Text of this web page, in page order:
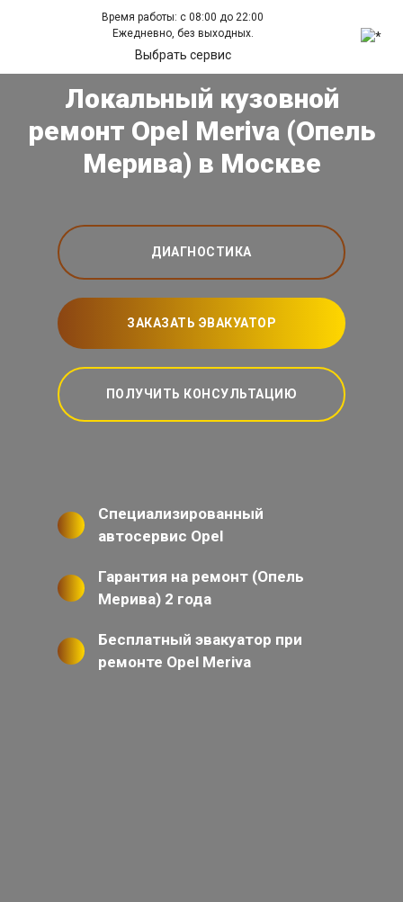
Время работы: с 08:00 до 22:00
Ежедневно, без выходных.
Выбрать сервис
Локальный кузовной
ремонт Opel Meriva (Опель
Мерива) в Москве
ДИАГНОСТИКА
ЗАКАЗАТЬ ЭВАКУАТОР
ПОЛУЧИТЬ КОНСУЛЬТАЦИЮ
Специализированный
автосервис Opel
Гарантия на ремонт (Опель
Мерива) 2 года
Бесплатный эвакуатор при
ремонте Opel Meriva